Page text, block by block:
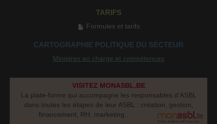
TARIFS
Formules et tarifs
CARTOGRAPHIE POLITIQUE DU SECTEUR
Ministres en charge et compétences
VISITEZ MONASBL.BE
La plate-forme qui accompagne les responsables d’ASBL
dans toutes les étapes de leur ASBL : création, gestion,
financement, RH, marketing...